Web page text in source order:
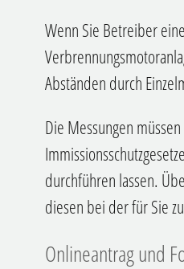
Wenn Sie Betreiber
Abständen durch
Die Messungen
durchführen lassen.
diesen bei der für Sie
Onlineantrag und